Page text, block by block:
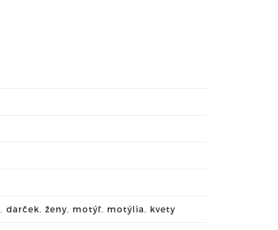
, darček, ženy, motýľ, motýlia, kvety